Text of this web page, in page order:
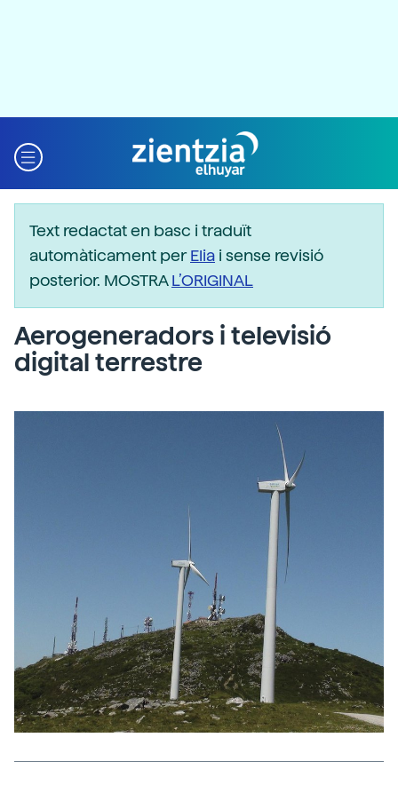
Text redactat en basc i traduït
automàticament perElia i sense revisió
posterior. MOSTRAL’ORIGINAL
Aerogeneradors i televisió
digital terrestre